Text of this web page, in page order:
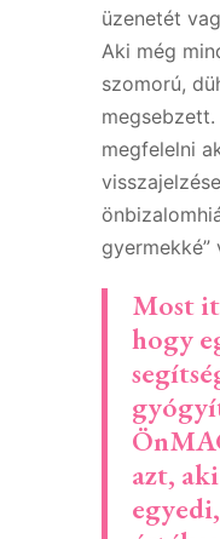
üzenetét
Aki még
szomorú,
megfelelni
gyermekké”
Most
hogy
azt,